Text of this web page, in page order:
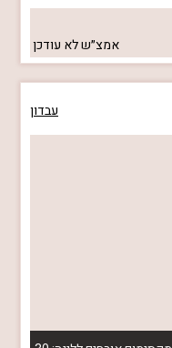
אמצ״שלא עודכן
עבדון